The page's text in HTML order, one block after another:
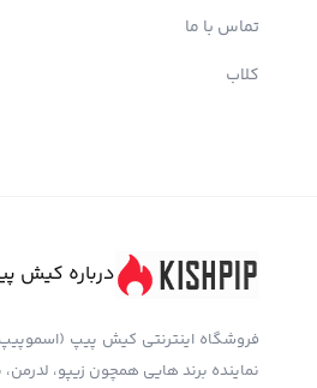
تماس با ما
کلاب
درباره کیش
نماینده برند هایی همچون زیپو،